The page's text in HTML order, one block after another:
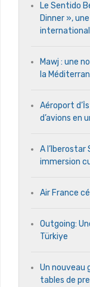
Le Sentido
Dinner »,
Mawj : une
la
Aéroport
d’avions en
A l’Iberostar
immersion
Air France
Outgoing:
Türkiye
Un nouveau
tables de